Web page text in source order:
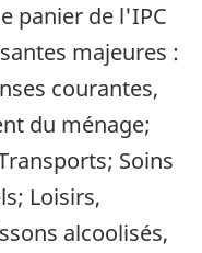
panier de l'IPC
majeures :
courantes,
du ménage;
Soins
Loisirs,
alcoolisés,